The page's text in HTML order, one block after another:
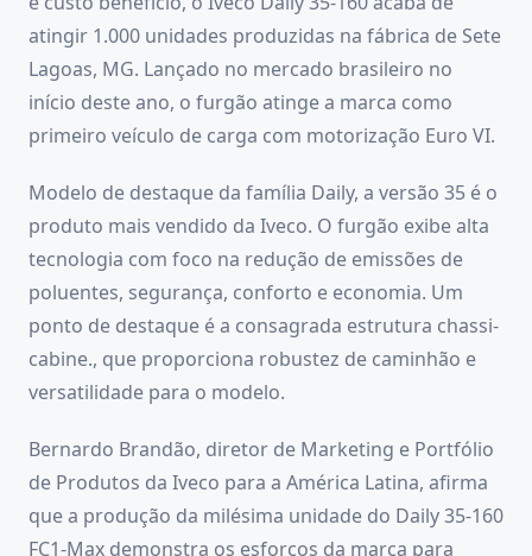
atingir 1.000 unidades produzidas na fábrica de Sete
Lagoas, MG. Lançado no mercado brasileiro no
início deste ano, o furgão atinge a marca como
primeiro veículo de carga com motorização Euro VI.
Modelo de destaque da família Daily, a versão 35 é o
produto mais vendido da Iveco. O furgão exibe alta
tecnologia com foco na redução de emissões de
poluentes, segurança, conforto e economia. Um
ponto de destaque é a consagrada estrutura chassi-
cabine., que proporciona robustez de caminhão e
versatilidade para o modelo.
Bernardo Brandão, diretor de Marketing e Portfólio
de Produtos da Iveco para a América Latina, afirma
que a produção da milésima unidade do Daily 35-160
FC1-Max demonstra os esforços da marca para